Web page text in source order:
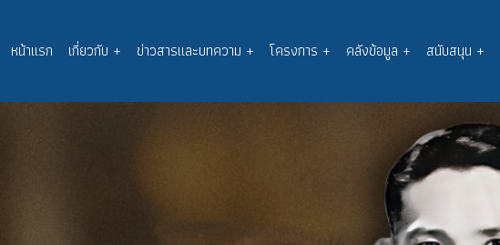
Main
navigation
หน้าแรก เกี่ยวกับ + ข่าวสารและบทความ + โครงการ + คลังข้อมูล + สนับสนุน +